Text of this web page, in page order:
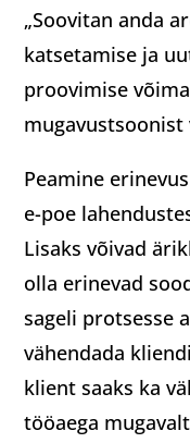
„Soovitan anda
katsetamise ja
proovimise
mugavustsoonist
Peamine
e-poe
Lisaks võivad
olla erinevad
sageli protsesse
vähendada
klient saaks ka
tööaega